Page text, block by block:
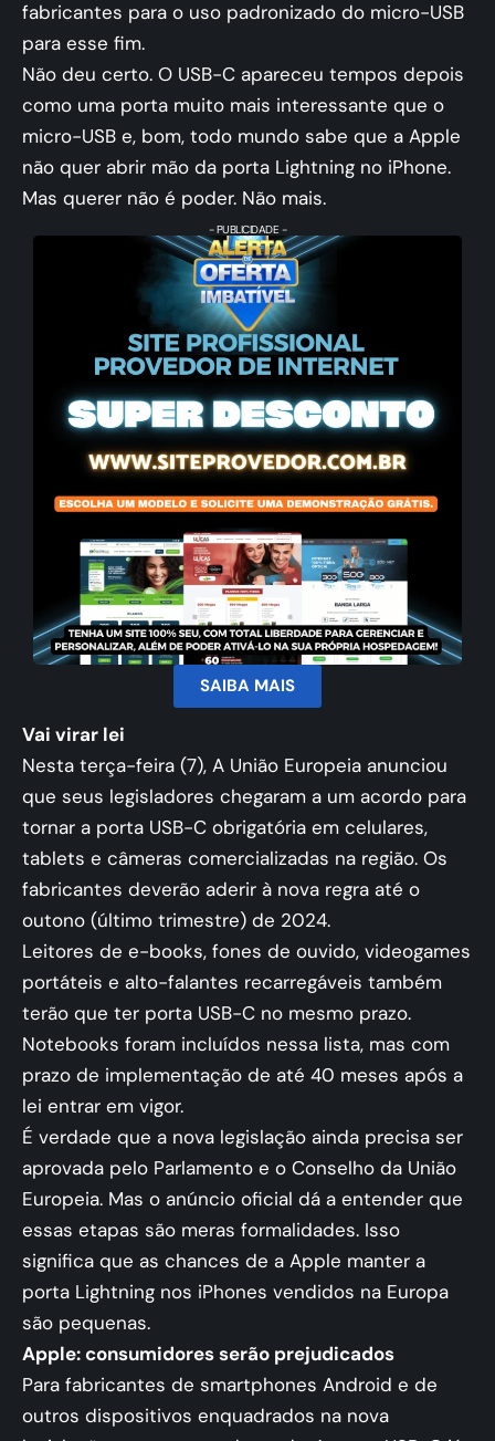
fabricantes para o uso padronizado do micro-USB
para esse fim.
Não deu certo. O USB-C apareceu tempos depois
como uma porta muito mais interessante que o
micro-USB e, bom, todo mundo sabe que a Apple
não quer abrir mão da porta Lightning no iPhone.
Mas querer não é poder. Não mais.
- PUBLICIDADE -
SAIBA MAIS
Vai virar lei
Nesta terça-feira (7), A União Europeia anunciou
que seus legisladores chegaram a um acordo para
tornar a porta USB-C obrigatória em celulares,
tablets e câmeras comercializadas na região. Os
fabricantes deverão aderir à nova regra até o
outono (último trimestre) de 2024.
Leitores de e-books, fones de ouvido, videogames
portáteis e alto-falantes recarregáveis também
terão que ter porta USB-C no mesmo prazo.
Notebooks foram incluídos nessa lista, mas com
prazo de implementação de até 40 meses após a
lei entrar em vigor.
É verdade que a nova legislação ainda precisa ser
aprovada pelo Parlamento e o Conselho da União
Europeia. Mas o anúncio oficial dá a entender que
essas etapas são meras formalidades. Isso
significa que as chances de a Apple manter a
porta Lightning nos iPhones vendidos na Europa
são pequenas.
Apple: consumidores serão prejudicados
Para fabricantes de smartphones Android e de
outros dispositivos enquadrados na nova